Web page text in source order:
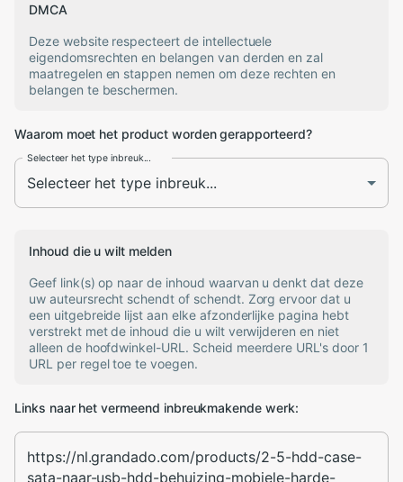
DMCA
Deze website respecteert de intellectuele
eigendomsrechten en belangen van derden en zal
maatregelen en stappen nemen om deze rechten en
belangen te beschermen.
Waarom moet het product worden gerapporteerd?
Selecteer het type inbreuk...
Inhoud die u wilt melden
Geef link(s) op naar de inhoud waarvan u denkt dat deze
uw auteursrecht schendt of schendt. Zorg ervoor dat u
een uitgebreide lijst aan elke afzonderlijke pagina hebt
verstrekt met de inhoud die u wilt verwijderen en niet
alleen de hoofdwinkel-URL. Scheid meerdere URL's door 1
URL per regel toe te voegen.
Links naar het vermeend inbreukmakende werk: